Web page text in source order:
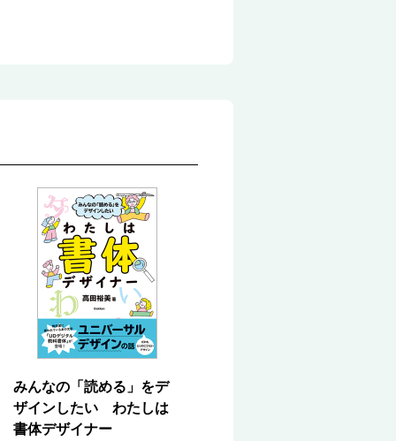
みんなの「読める」をデ
ザインしたい わたしは
書体デザイナー